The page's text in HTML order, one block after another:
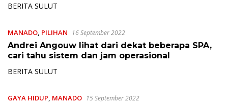
BERITA SULUT
MANADO PILIHAN 16 September 2022
Andrei Angouw lihat dari dekat beberapa SPA,
cari tahu sistem dan jam operasional
BERITA SULUT
GAYA HIDUP MANADO 15 September 2022